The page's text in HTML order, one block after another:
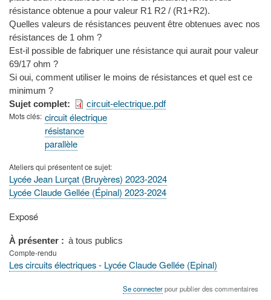
résistance obtenue a pour valeur R1 R2 / (R1+R2).
Quelles valeurs de résistances peuvent être obtenues avec nos
résistances de 1 ohm ?
Est-il possible de fabriquer une résistance qui aurait pour valeur
69/17 ohm ?
Si oui, comment utiliser le moins de résistances et quel est ce
minimum ?
Sujet complet
circuit-electrique.pdf
Mots clés circuit électrique
résistance
parallèle
Ateliers qui présentent ce sujet
Lycée Jean Lurçat (Bruyères) 2023-2024
Lycée Claude Gellée (Épinal) 2023-2024
Type
présentation
congrès
Exposé
À présenter
à tous publics
Compte-rendu
Les circuits électriques - Lycée Claude Gellée (Epinal)
Se connecterpour publier des commentaires